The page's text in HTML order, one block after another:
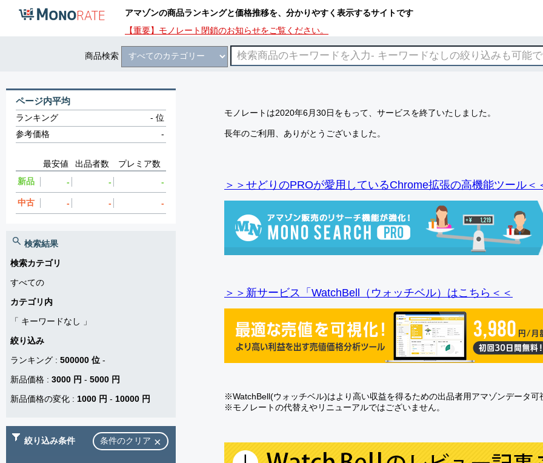
アマゾンの商品ランキングと価格推移を、分かりやすく表示するサイトです
【重要】モノレート閉鎖のお知らせをご覧ください。
商品検索
モノレートは2020年6月30日をもって、サービスを終了いたしました。
長年のご利用、ありがとうございました。
＞＞せどりのPROが愛用しているChrome拡張の高機能ツール＜
＞＞新サービス「WatchBell（ウォッチベル）はこちら＜＜
※WatchBell(ウォッチベル)はより高い収益を得るための出品者用アマゾンデータ可
※モノレートの代替えやリニューアルではございません。
ページ内平均
ランキング -位
参考価格
-
最安値 出品者数
プレミア数
新品
- - -
中古 - - -
検索結果
検索カテゴリ
すべての
カテゴリ内
「 キーワードなし
」
絞り込み
ランキング : 500000 位 -
新品価格 : 3000 円 - 5000 円
新品価格の変化 : 1000 円 - 10000 円
絞り込み条件 条件のクリア